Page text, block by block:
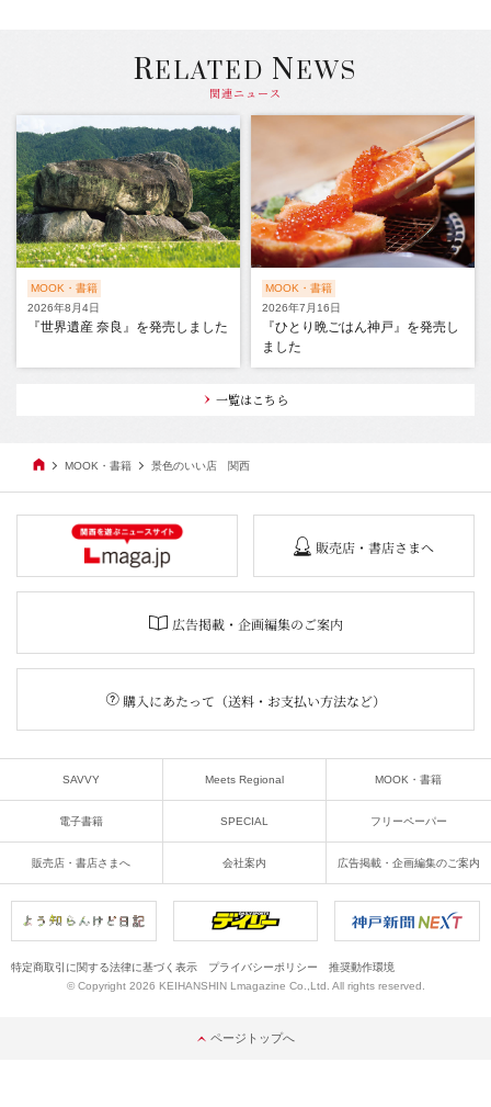
RELATED NEWS
関連ニュース
MOOK・書籍
2026年8月4日
『世界遺産 奈良』を発売しました
MOOK・書籍
2026年7月16日
『ひとり晩ごはん神戸』を発売し
ました
一覧はこちら
MOOK・書籍 景色のいい店 関西
販売店・書店さまへ
広告掲載・企画編集のご案内
購入にあたって（送料・お支払い方法など）
SAVVY Meets Regional MOOK・書籍
電子書籍 SPECIAL フリーペーパー
販売店・書店さまへ 会社案内 広告掲載・企画編集のご案内
特定商取引に関する法律に基づく表示 プライバシーポリシー
推奨動作環境
© Copyright 2026 KEIHANSHIN Lmagazine Co.,Ltd. All rights reserved.
ページトップへ